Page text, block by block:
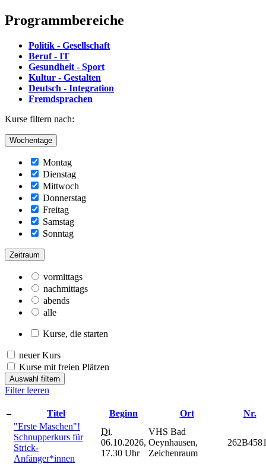
Programmbereiche
Politik - Gesellschaft
Beruf - IT
Gesundheit - Sport
Kultur - Gestalten
Deutsch - Integration
Fremdsprachen
Kurse filtern nach:
Wochentage
Montag
Dienstag
Mittwoch
Donnerstag
Freitag
Samstag
Sonntag
Zeitraum
vormittags
nachmittags
abends
alle
Kurse, die starten
neuer Kurs
Kurse mit freien Plätzen
Auswahl filtern
Filter leeren
– Titel Beginn Ort
Nr.
"Erste Maschen"!
Schnupperkurs für
Strick-
Anfänger*innen
Di.
06.10.2026,
17.30 Uhr
VHS Bad
Oeynhausen,
Zeichenraum